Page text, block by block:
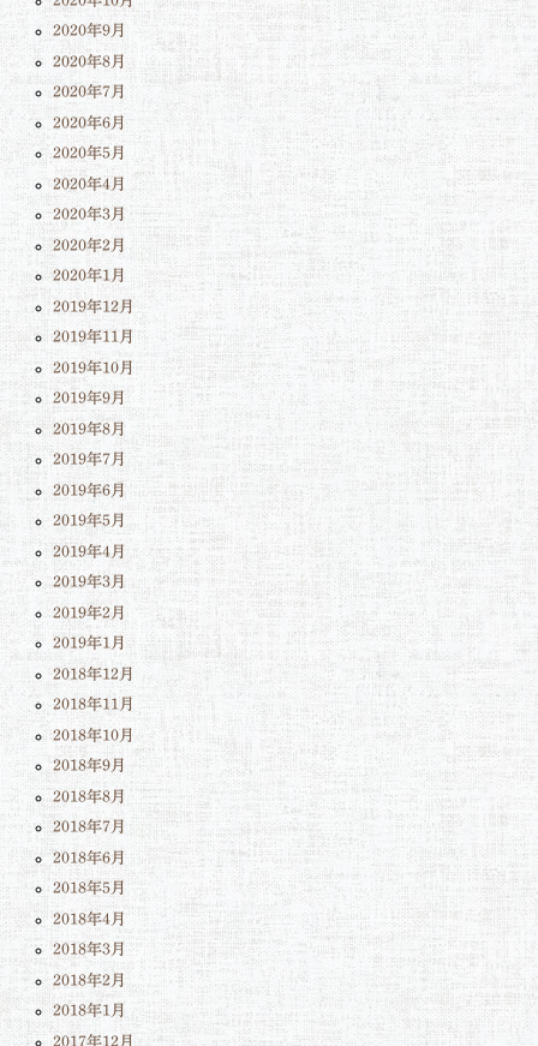
2020年9月
2020年8月
2020年7月
2020年6月
2020年5月
2020年4月
2020年3月
2020年2月
2020年1月
2019年12月
2019年11月
2019年10月
2019年9月
2019年8月
2019年7月
2019年6月
2019年5月
2019年4月
2019年3月
2019年2月
2019年1月
2018年12月
2018年11月
2018年10月
2018年9月
2018年8月
2018年7月
2018年6月
2018年5月
2018年4月
2018年3月
2018年2月
2018年1月
2017年12月